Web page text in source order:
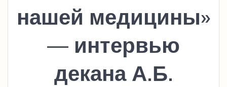
нашей медицины»
— интервью
декана А.Б.